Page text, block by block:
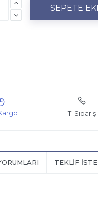
T. Sipariş
TEKLIF İSTE